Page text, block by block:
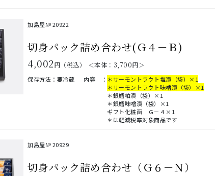
加島屋№20922
切身パック詰め合わせ(Ｇ４－Ｂ)
4,002円（税込） ＜本体： 3,700円＞
保存方法：要冷蔵 内容 ： ＊サーモントラウト塩漬（袋）×1
＊サーモントラウト味噌漬（袋）×1
＊銀鱈粕漬（袋）×1
＊銀鱈味噌漬（袋）×1
ギフト化粧函 Ｇ－４×1
＊は軽減税率対象商品です
加島屋№20929
切身パック詰め合わせ（Ｇ６－Ｎ）